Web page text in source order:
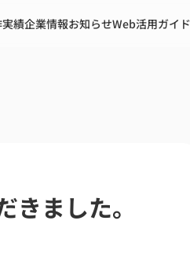
績企業情報お知らせWeb活用ガイド
ました。